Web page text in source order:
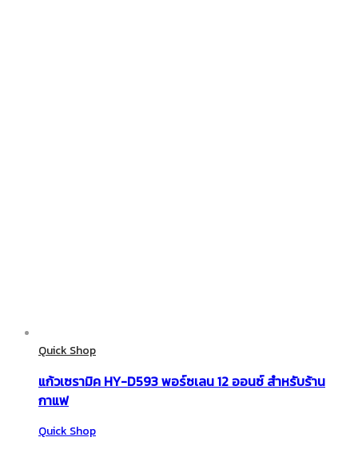
Quick Shop
แก้วเซรามิค HY-D593 พอร์ซเลน 12 ออนซ์ สำหรับร้าน
กาแฟ
Quick Shop